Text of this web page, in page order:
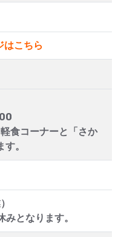
はこちら
食コーナーと「さか
。
となります。